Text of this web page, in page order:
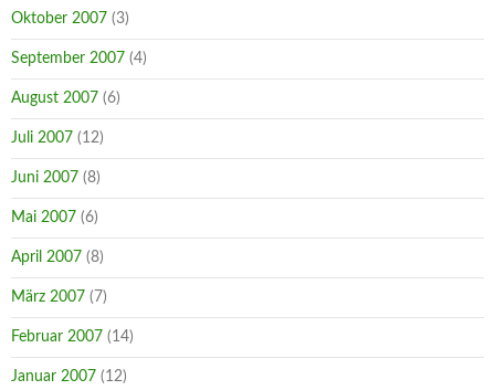
Oktober 2007 (3)
September 2007 (4)
August 2007 (6)
Juli 2007 (12)
Juni 2007 (8)
Mai 2007 (6)
April 2007 (8)
März 2007 (7)
Februar 2007 (14)
Januar 2007 (12)